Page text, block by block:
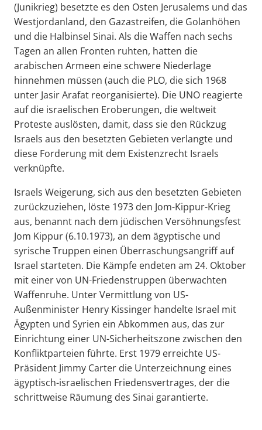
(Junikrieg) besetzte es den Osten Jerusalems und das
Westjordanland, den Gazastreifen, die Golanhöhen
und die Halbinsel Sinai. Als die Waffen nach sechs
Tagen an allen Fronten ruhten, hatten die
arabischen Armeen eine schwere Niederlage
hinnehmen müssen (auch die PLO, die sich 1968
unter Jasir Arafat reorganisierte). Die UNO reagierte
auf die israelischen Eroberungen, die weltweit
Proteste auslösten, damit, dass sie den Rückzug
Israels aus den besetzten Gebieten verlangte und
diese Forderung mit dem Existenzrecht Israels
verknüpfte.
Israels Weigerung, sich aus den besetzten Gebieten
zurückzuziehen, löste 1973 den Jom-Kippur-Krieg
aus, benannt nach dem jüdischen Versöhnungsfest
Jom Kippur (6.10.1973), an dem ägyptische und
syrische Truppen einen Überraschungsangriff auf
Israel starteten. Die Kämpfe endeten am 24. Oktober
mit einer von UN-Friedenstruppen überwachten
Waffenruhe. Unter Vermittlung von US-
Außenminister Henry Kissinger handelte Israel mit
Ägypten und Syrien ein Abkommen aus, das zur
Einrichtung einer UN-Sicherheitszone zwischen den
Konfliktparteien führte. Erst 1979 erreichte US-
Präsident Jimmy Carter die Unterzeichnung eines
ägyptisch-israelischen Friedensvertrages, der die
schrittweise Räumung des Sinai garantierte.